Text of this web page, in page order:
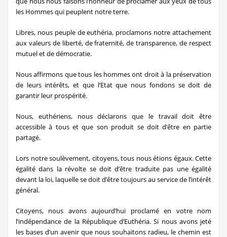
les Hommes qui peuplent notre terre.
Libres, nous peuple de euthéria, proclamons notre attachement
aux valeurs de liberté, de fraternité, de transparence, de respect
mutuel et de démocratie.
Nous affirmons que tous les hommes ont droit à la préservation
de leurs intérêts, et que l’Etat que nous fondons se doit de
garantir leur prospérité.
Nous, euthériens, nous déclarons que le travail doit être
accessible à tous et que son produit se doit d’être en partie
partagé.
Lors notre soulèvement, citoyens, tous nous étions égaux. Cette
égalité dans la révolte se doit d’être traduite pas une égalité
devant la loi, laquelle se doit d’être toujours au service de l’intérêt
général.
Citoyens, nous avons aujourd’hui proclamé en votre nom
l’indépendance de la République d’Euthéria. Si nous avons jeté
les bases d’un avenir que nous souhaitons radieu, le chemin est